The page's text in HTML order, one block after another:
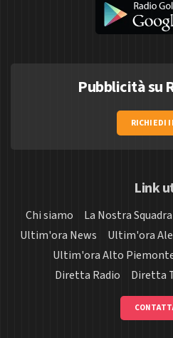
Pubblicità su
RICHIEDI
Link
Chi siamo La Nostra Squadra
Ultim'ora News
Ultim'ora
Ultim'ora Alto
Diretta Radio
Diretta